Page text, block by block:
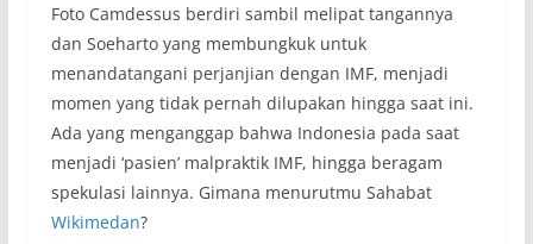
Foto Camdessus berdiri sambil melipat tangannya
dan Soeharto yang membungkuk untuk
menandatangani perjanjian dengan IMF, menjadi
momen yang tidak pernah dilupakan hingga saat ini.
Ada yang menganggap bahwa Indonesia pada saat
menjadi ‘pasien’ malpraktik IMF, hingga beragam
spekulasi lainnya. Gimana menurutmu Sahabat
Wikimedan?